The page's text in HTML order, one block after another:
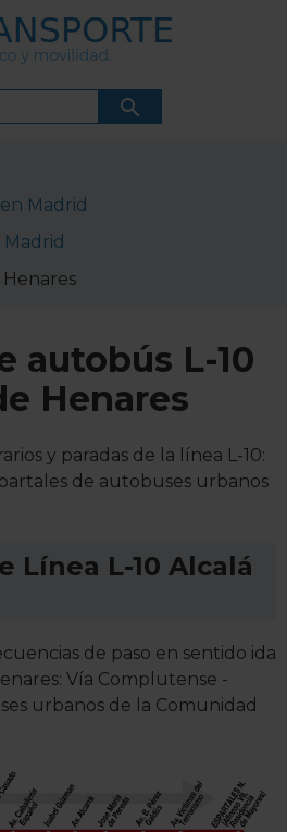
Madrid
Henares
autobús L-10
Henares
y paradas de la línea L-10:
de autobuses urbanos
Línea L-10 Alcalá
de paso en sentido ida
Vía Complutense -
urbanos de la Comunidad